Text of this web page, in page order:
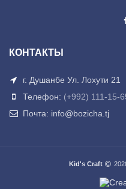
КОНТАКТЫ
г. Душанбе Ул. Лохути 21
Телефон: (+992) 111-15-
Почта: info@bozicha.tj
Kid's Craft